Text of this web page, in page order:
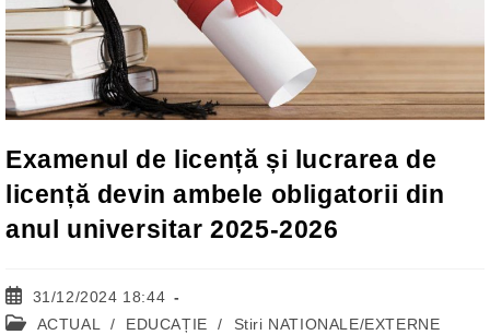
Examenul de licență și lucrarea de
licență devin ambele obligatorii din
anul universitar 2025-2026
Post
published:
31/12/2024 18:44
Post ACTUAL / EDUCAȚIE / Stiri NATIONALE/EXTERNE